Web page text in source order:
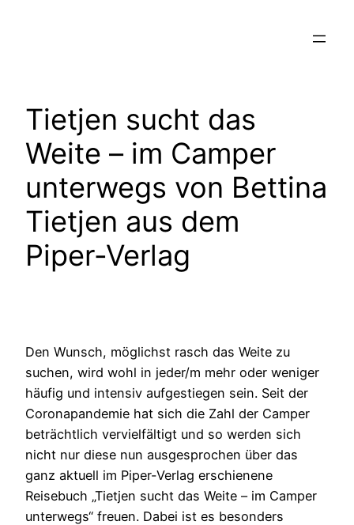
Tietjen sucht das
Weite – im Camper
unterwegs von Bettina
Tietjen aus dem
Piper-Verlag
Den Wunsch, möglichst rasch das Weite zu
suchen, wird wohl in jeder/m mehr oder weniger
häufig und intensiv aufgestiegen sein. Seit der
Coronapandemie hat sich die Zahl der Camper
beträchtlich vervielfältigt und so werden sich
nicht nur diese nun ausgesprochen über das
ganz aktuell im Piper-Verlag erschienene
Reisebuch „Tietjen sucht das Weite – im Camper
unterwegs“ freuen. Dabei ist es besonders